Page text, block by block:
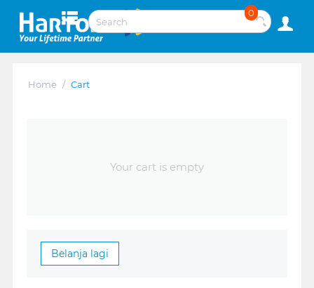
0
Home / Cart
Your cart is empty
Belanja lagi